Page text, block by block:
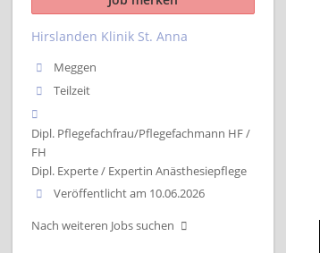
Hirslanden Klinik St. Anna
Meggen
Teilzeit
Dipl. Pflegefachfrau/Pflegefachmann HF /
FH
Dipl. Experte / Expertin Anästhesiepflege
Veröffentlicht am 10.06.2026
Nach weiteren Jobs suchen